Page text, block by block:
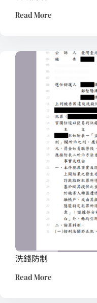
Read More
洗錢防制
Read More